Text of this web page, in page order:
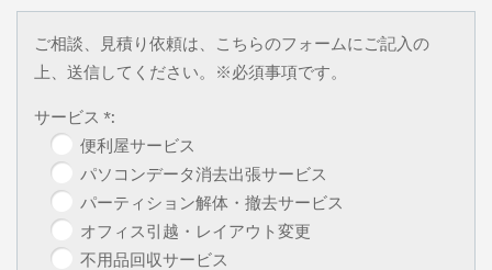
ご相談、見積り依頼は、こちらのフォームにご記入の
上、送信してください。※必須事項です。
サービス *:
便利屋サービス
パソコンデータ消去出張サービス
パーティション解体・撤去サービス
オフィス引越・レイアウト変更
不用品回収サービス